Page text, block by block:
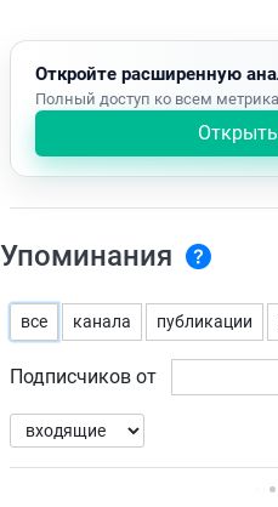
Откройте расширенную
Полный доступ ко всем
Упоминания
все канала публикации
Подписчиков от
Нет